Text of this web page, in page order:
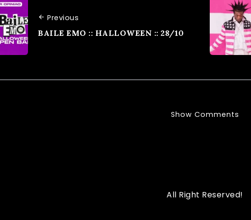
Previous
BAILE EMO :: HALLOWEEN :: 28/10
Show Comments
All Right Reserved!